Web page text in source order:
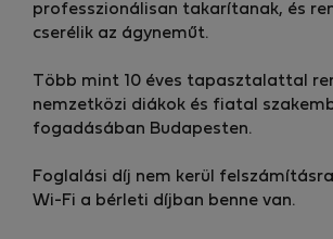
professzionálisan takarítanak, és
cserélik az ágyneműt.
Több mint 10 éves tapasztalattal
nemzetközi diákok és fiatal
fogadásában Budapesten.
Foglalási díj nem kerül
Wi-Fi a bérleti díjban benne van.